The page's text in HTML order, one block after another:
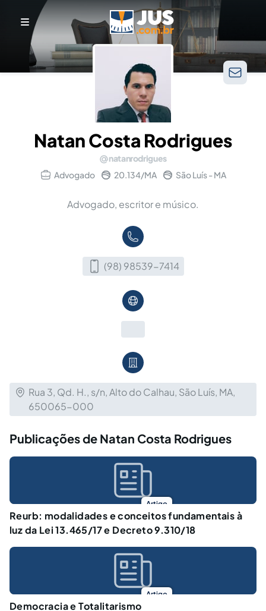
Natan Costa Rodrigues
natanrodrigues
Advogado
20.134/MA São Luís - MA
Advogado, escritor e músico.
(98) 98539-7414
Rua 3, Qd. H., s/n, Alto do Calhau, São Luís, MA,
650065-000
Publicações de Natan Costa Rodrigues
Artigo
Reurb: modalidades e conceitos fundamentais à
luz da Lei 13.465/17 e Decreto 9.310/18
Artigo
Democracia e Totalitarismo